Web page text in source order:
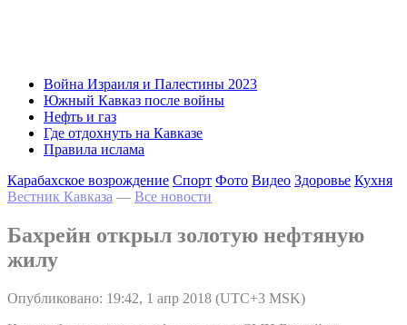
Война Израиля и Палестины 2023
Южный Кавказ после войны
Нефть и газ
Где отдохнуть на Кавказе
Правила ислама
Карабахское возрождение Спорт Фото Видео Здоровье Кухня
Вестник Кавказа — Все новости
Бахрейн открыл золотую нефтяную
жилу
Опубликовано: 19:42, 1 апр 2018 (UTC+3 MSK)